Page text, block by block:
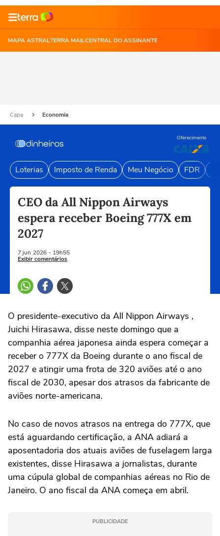
MAPA ASTRALTERRA MAILCENTRAL DO ASSINANTE
Capa Economia
Oferecimento
Loterias Imposto de Renda Meu Negócio FDR
CEO da All Nippon Airways
espera receber Boeing 777X em
2027
7 jun 2026 - 19h55
Exibir comentários
O presidente-executivo da All Nippon Airways ,
Juichi Hirasawa, disse neste domingo ⁠que a
companhia ‌aérea japonesa ainda espera começar a
‌receber o ‌777X da ⁠Boeing durante o ano fiscal de
2027 e atingir uma frota de 320 aviões até ‌o ano
fiscal ‌de 2030, ⁠apesar ⁠dos atrasos da fabricante ⁠de
‌aviões ‌norte-americana.
No caso de novos atrasos na entrega do 777X, que
⁠está aguardando certificação, a ANA adiará a
aposentadoria dos ‌atuais aviões de fuselagem larga
existentes, disse ⁠Hirasawa a jornalistas, durante
uma cúpula global de companhias aéreas no Rio de
Janeiro. O ano fiscal da ANA começa em abril.
PUBLICIDADE